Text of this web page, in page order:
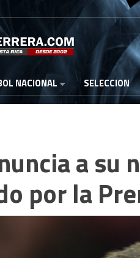
NACIONAL SELECCION
a
por la